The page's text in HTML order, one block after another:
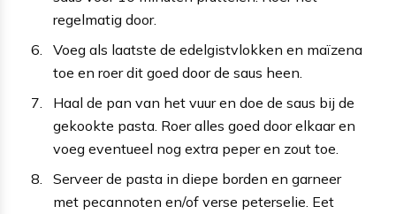
regelmatig door.
Voeg als laatste de edelgistvlokken en maïzena
toe en roer dit goed door de saus heen.
Haal de pan van het vuur en doe de saus bij de
gekookte pasta. Roer alles goed door elkaar en
voeg eventueel nog extra peper en zout toe.
Serveer de pasta in diepe borden en garneer
met pecannoten en/of verse peterselie. Eet